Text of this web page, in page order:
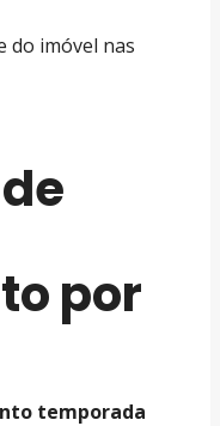
do imóvel nas
por
temporada